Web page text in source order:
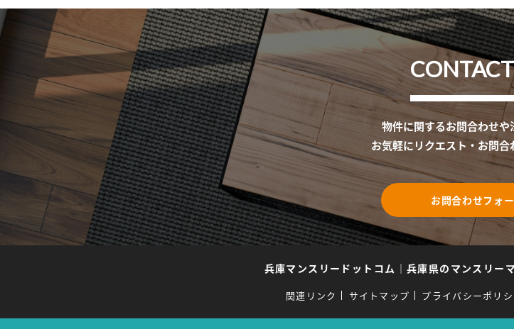
物件に関するお問合わせや
お気軽にリクエスト・お問合
お問合わせフォ
兵庫マンスリードットコム ｜ 兵庫県のマンスリー
関連リンク サイトマップ プライバシーポリ